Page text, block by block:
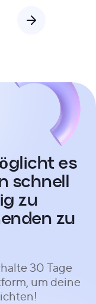
es
schnell
zu
zu
30 Tage
um deine